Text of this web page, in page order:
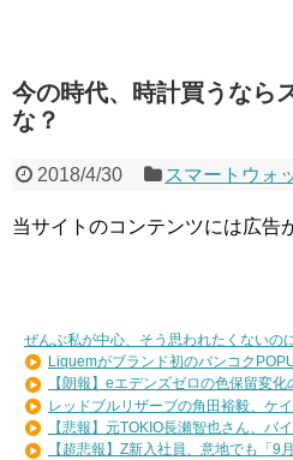
今の時代、時計買うなら
な？
2018/4/30 スマートウォ
当サイトのコンテンツには広告
ぜんぶ私が中心、そう思われたくないの
Liquemがブランド初のバンコク
【朗報】eエデンズゼロの色保留変
レッドブルリザーブの角田裕毅、ケイ
【悲報】元TOKIO長瀬智也さん、バ
【超悲報】Z新入社員、意地でも「9